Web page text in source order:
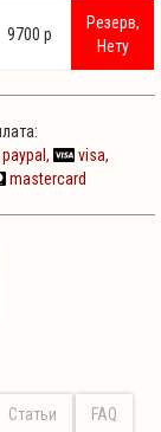
9700 p
Резерв,
Нету
paypal,
visa,
mastercard
Статьи FAQ